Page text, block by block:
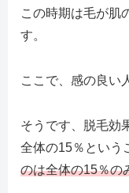
この時期は毛が肌
す。
ここで、感の良い
そうです、脱毛効
全体の15％という
のは全体の15％の